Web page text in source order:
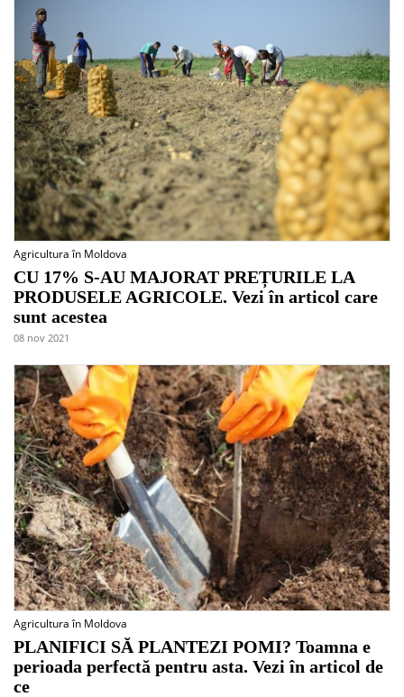
Agricultura în Moldova
CU 17% S-AU MAJORAT PREȚURILE LA
PRODUSELE AGRICOLE. Vezi în articol care
sunt acestea
08 nov 2021
Agricultura în Moldova
PLANIFICI SĂ PLANTEZI POMI? Toamna e
perioada perfectă pentru asta. Vezi în articol de
ce